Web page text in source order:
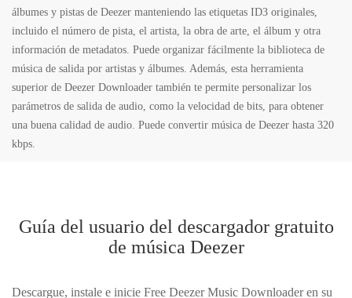
álbumes y pistas de Deezer manteniendo las etiquetas ID3 originales,
incluido el número de pista, el artista, la obra de arte, el álbum y otra
información de metadatos. Puede organizar fácilmente la biblioteca de
música de salida por artistas y álbumes. Además, esta herramienta
superior de Deezer Downloader también te permite personalizar los
parámetros de salida de audio, como la velocidad de bits, para obtener
una buena calidad de audio. Puede convertir música de Deezer hasta 320
kbps.
Guía del usuario del descargador gratuito
de música Deezer
Descargue, instale e inicie Free Deezer Music Downloader en su